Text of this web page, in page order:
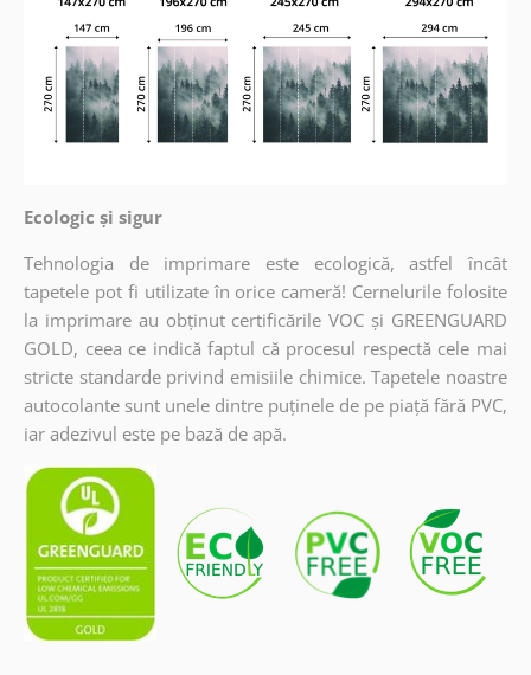
Ecologic și sigur
Tehnologia de imprimare este ecologică, astfel încât
tapetele pot fi utilizate în orice cameră! Cernelurile folosite
la imprimare au obținut certificările VOC și GREENGUARD
GOLD, ceea ce indică faptul că procesul respectă cele mai
stricte standarde privind emisiile chimice. Tapetele noastre
autocolante sunt unele dintre puținele de pe piață fără PVC,
iar adezivul este pe bază de apă.